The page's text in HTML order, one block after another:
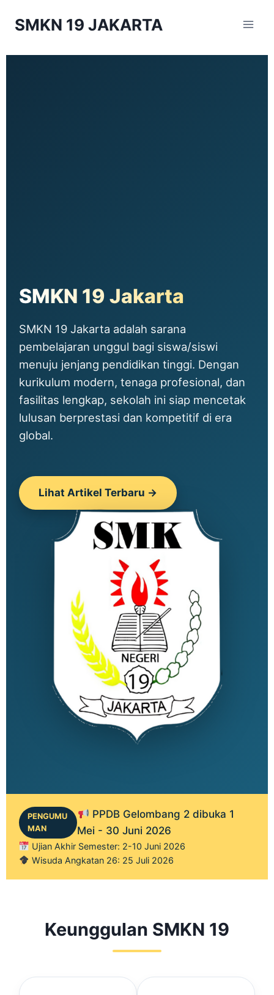
SMKN 19 JAKARTA
SMKN 19 Jakarta
SMKN 19 Jakarta adalah sarana
pembelajaran unggul bagi siswa/siswi
menuju jenjang pendidikan tinggi. Dengan
kurikulum modern, tenaga profesional, dan
fasilitas lengkap, sekolah ini siap mencetak
lulusan berprestasi dan kompetitif di era
global.
Lihat Artikel Terbaru →
PENGUMU
MAN
PPDB Gelombang 2 dibuka 1
Mei - 30 Juni 2026
Ujian Akhir Semester: 2-10 Juni 2026
Wisuda Angkatan 26: 25 Juli 2026
Keunggulan SMKN 19